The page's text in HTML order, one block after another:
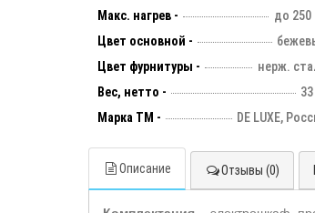
Макс. нагрев -
до 250
Цвет основной -
Цвет фурнитуры -
нерж.
Вес, нетто -
33
Марка ТМ -
DE LUXE,
Описание Отзывы (0)